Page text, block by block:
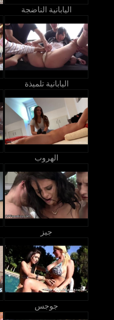
اليابانية الناضجة
اليابانية تلميذة
الهروب
جيز
جوجس